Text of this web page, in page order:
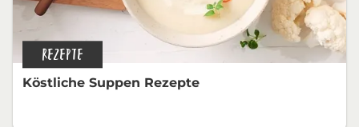
REZEPTE
Köstliche Suppen Rezepte